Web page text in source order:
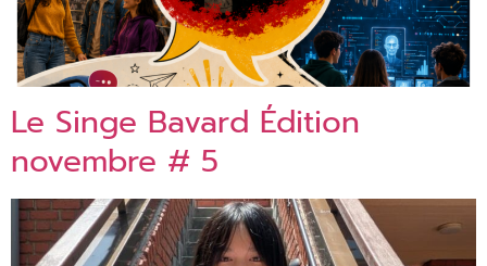
Le Singe Bavard Édition
novembre # 5